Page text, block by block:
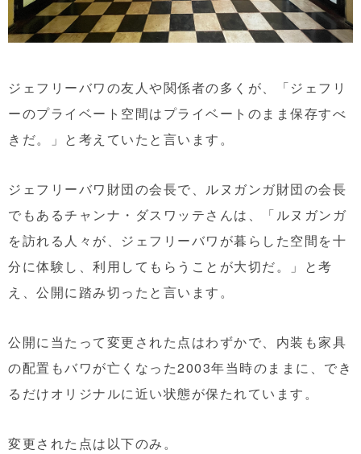
ジェフリーバワの友人や関係者の多くが、「ジェフリ
ーのプライベート空間はプライベートのまま保存すべ
きだ。」と考えていたと言います。
ジェフリーバワ財団の会長で、ルヌガンガ財団の会長
でもあるチャンナ・ダスワッテさんは、「ルヌガンガ
を訪れる人々が、ジェフリーバワが暮らした空間を十
分に体験し、利用してもらうことが大切だ。」と考
え、公開に踏み切ったと言います。
公開に当たって変更された点はわずかで、内装も家具
の配置もバワが亡くなった2003年当時のままに、でき
るだけオリジナルに近い状態が保たれています。
変更された点は以下のみ。